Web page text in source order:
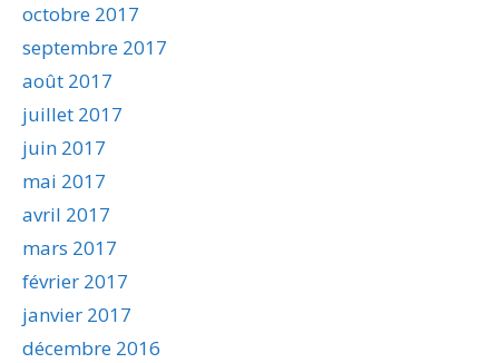
octobre 2017
septembre 2017
août 2017
juillet 2017
juin 2017
mai 2017
avril 2017
mars 2017
février 2017
janvier 2017
décembre 2016